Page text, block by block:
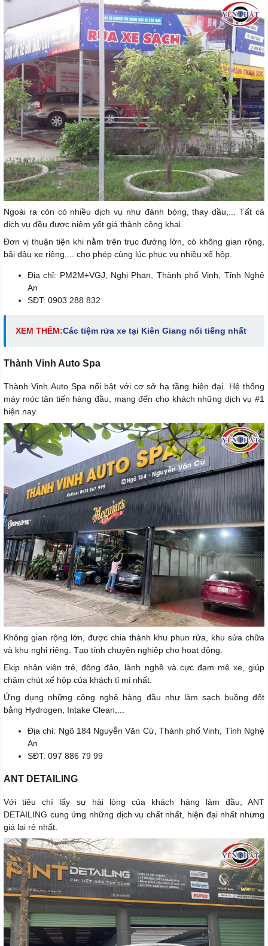
Ngoài ra còn có nhiều dịch vụ như đánh bóng, thay dầu,... Tất cả
dịch vụ đều được niêm yết giá thành công khai.
Đơn vị thuận tiện khi nằm trên trục đường lớn, có không gian rộng,
bãi đậu xe riêng,... cho phép cùng lúc phục vụ nhiều xế hộp.
Địa chỉ: PM2M+VGJ, Nghi Phan, Thành phố Vinh, Tỉnh Nghệ
An
SĐT: 0903 288 832
XEM THÊM:Các tiệm rửa xe tại Kiên Giang nổi tiếng nhất
Thành Vinh Auto Spa
Thành Vinh Auto Spa nổi bật với cơ sở hạ tầng hiện đại. Hệ thống
máy móc tân tiến hàng đầu, mang đến cho khách những dịch vụ #1
hiện nay.
Không gian rộng lớn, được chia thành khu phun rửa, khu sửa chữa
và khu nghỉ riêng. Tạo tính chuyên nghiệp cho hoạt động.
Ekip nhân viên trẻ, đông đảo, lành nghề và cực đam mê xe, giúp
chăm chút xế hộp của khách tỉ mỉ nhất.
Ứng dụng những công nghệ hàng đầu như làm sạch buồng đốt
bằng Hydrogen, Intake Clean,...
Địa chỉ: Ngõ 184 Nguyễn Văn Cừ, Thành phố Vinh, Tỉnh Nghệ
An
SĐT: 097 886 79 99
ANT DETAILING
Với tiêu chí lấy sự hài lòng của khách hàng làm đầu, ANT
DETAILING cung ứng những dịch vụ chất nhất, hiện đại nhất nhưng
giá lại rẻ nhất.